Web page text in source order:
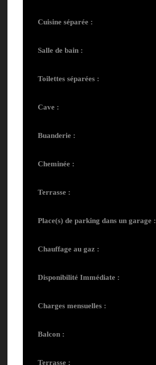
Cuisine séparée :
Salle de bain :
Toilettes séparées :
Cave :
Buanderie :
Cheminée :
Terrasse :
Place(s) de parking dans un garage :
Chauffage au gaz :
Disponibilité Immédiate :
Charges mensuelles :
Balcon :
Terrasse :